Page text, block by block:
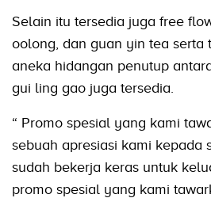
Selain itu tersedia juga free
oolong, dan guan yin tea serta
aneka hidangan penutup
gui ling gao juga tersedia.
“ Promo spesial yang kami
sebuah apresiasi kami kepada
sudah bekerja keras untuk
promo spesial yang kami